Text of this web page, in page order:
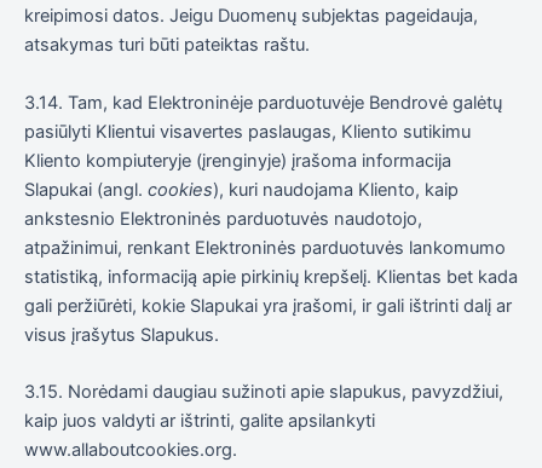
kreipimosi datos. Jeigu Duomenų subjektas pageidauja,
atsakymas turi būti pateiktas raštu.
3.14. Tam, kad Elektroninėje parduotuvėje Bendrovė galėtų
pasiūlyti Klientui visavertes paslaugas, Kliento sutikimu
Kliento kompiuteryje (įrenginyje) įrašoma informacija
Slapukai (angl. cookies), kuri naudojama Kliento, kaip
ankstesnio Elektroninės parduotuvės naudotojo,
atpažinimui, renkant Elektroninės parduotuvės lankomumo
statistiką, informaciją apie pirkinių krepšelį. Klientas bet kada
gali peržiūrėti, kokie Slapukai yra įrašomi, ir gali ištrinti dalį ar
visus įrašytus Slapukus.
3.15. Norėdami daugiau sužinoti apie slapukus, pavyzdžiui,
kaip juos valdyti ar ištrinti, galite apsilankyti
www.allaboutcookies.org.